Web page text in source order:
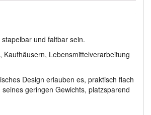
und faltbar sein.
Lebensmittelverarbeitung
Design erlauben es, praktisch flach
geringen Gewichts, platzsparend